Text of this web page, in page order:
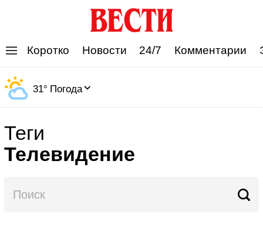
Коротко Новости 24/7 Комментарии
31° Погода
Теги
Телевидение